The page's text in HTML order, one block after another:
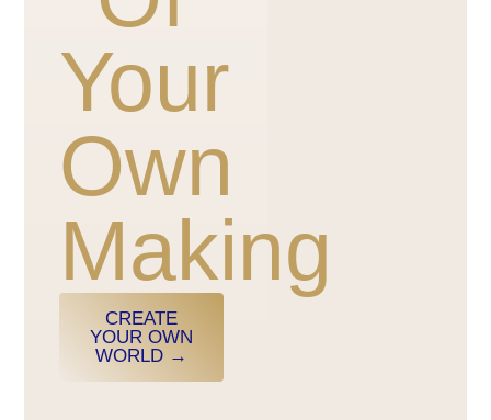
Your
Own
Making
CREATE
YOUR OWN
WORLD →